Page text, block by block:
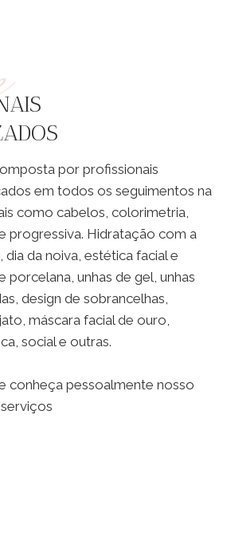
por profissionais
em todos os seguimentos na
como cabelos, colorimetria,
progressiva. Hidratação com a
da noiva, estética facial e
porcelana, unhas de gel, unhas
design de sobrancelhas,
máscara facial de ouro,
social e outras.
conheça pessoalmente nosso